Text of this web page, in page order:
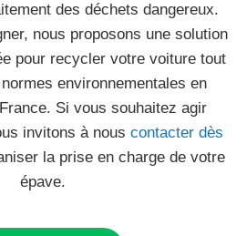
des déchets dangereux.
nous proposons une solution
pour recycler votre voiture tout
environnementales en
Si vous souhaitez agir
invitons à nous contacter dès
la prise en charge de votre
épave.